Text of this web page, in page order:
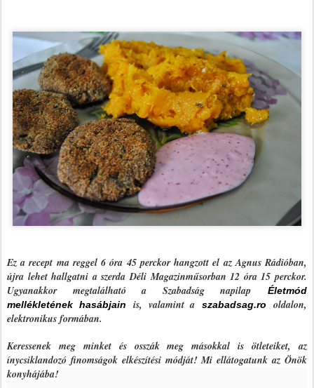
Ez a recept ma reggel 6 óra 45 perckor hangzott el az Agnus Rádióban,
újra lehet hallgatni a szerda Déli Magazinműsorban 12 óra 15 perckor.
Ugyanakkor megtalálható a Szabadság napilap
Életmód
mellékletének hasábjain
is, valamint aszabadsag.ro
oldalon,
elektronikus formában.
Keressenek meg minket és osszák meg másokkal is ötleteiket, az
ínycsiklandozó finomságok elkészítési módját! Mi ellátogatunk az Önök
konyhájába!